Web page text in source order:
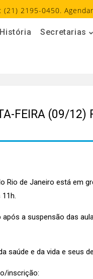
(21) 2195-0450.
História Secretarias
FEIRA (09/12)
Rio de Janeiro está em
a suspensão das
saúde e da vida e seus
inscrição: